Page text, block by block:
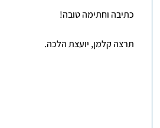
כתיבה וחתימה טובה!
תרצה קלמן, יועצת הלכה.